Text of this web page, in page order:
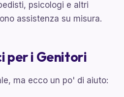
psicologi e altri
assistenza su misura.
per i Genitori
ma ecco un po' di aiuto: